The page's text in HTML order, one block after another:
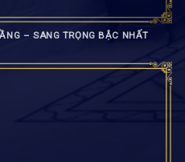
– SANG TRỌNG BẬC NHẤT